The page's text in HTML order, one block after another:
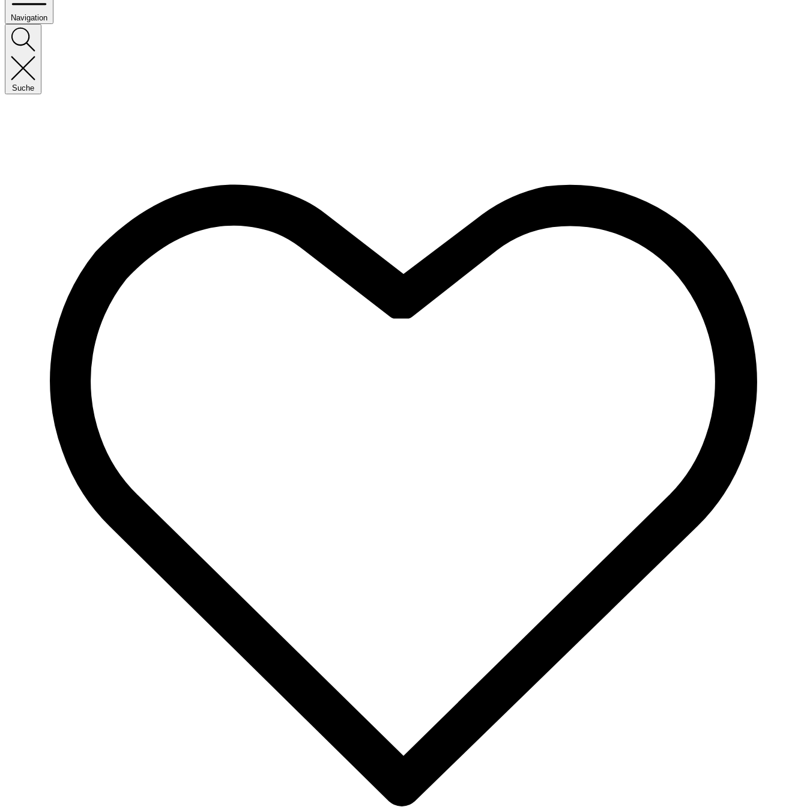
Navigation
Suche